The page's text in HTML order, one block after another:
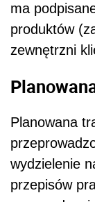
ma
produktów
zewnętrzni
Planowana
wydzielenie
przepisów